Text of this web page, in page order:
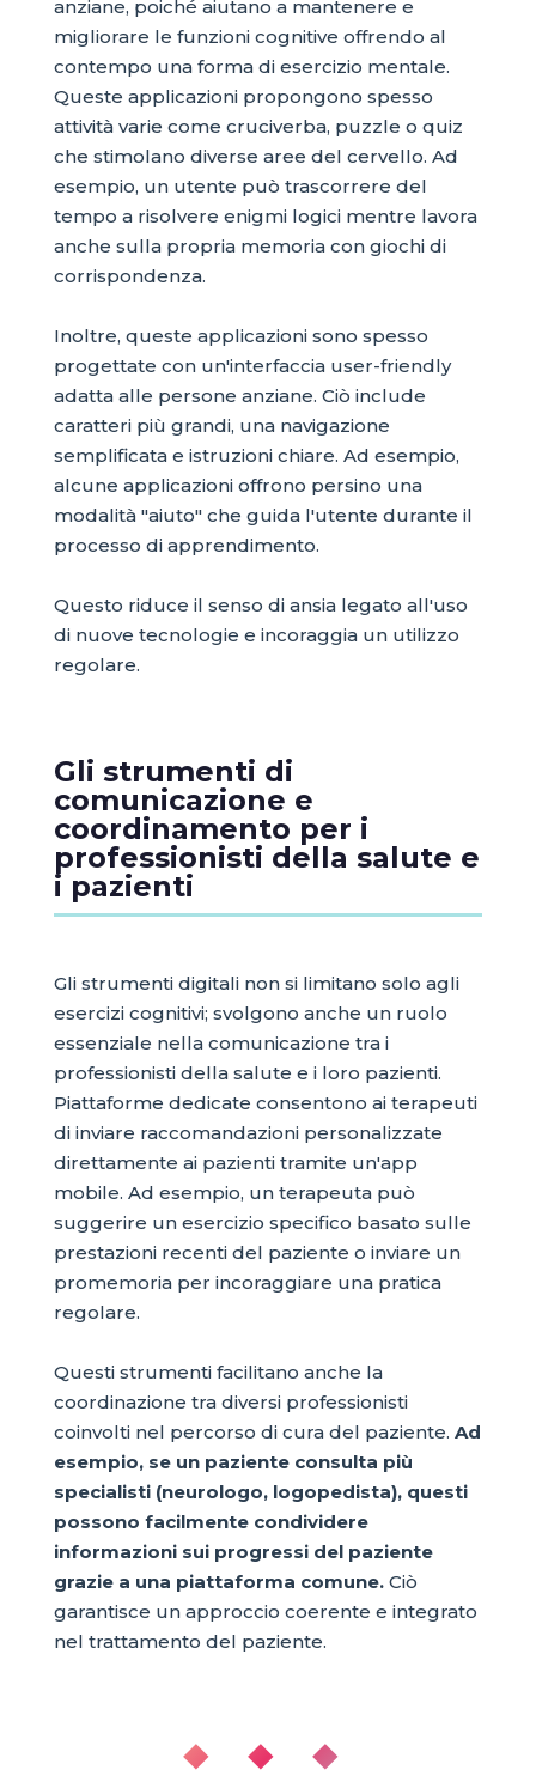
anziane, poiché aiutano a mantenere e
migliorare le funzioni cognitive offrendo al
contempo una forma di esercizio mentale.
Queste applicazioni propongono spesso
attività varie come cruciverba, puzzle o quiz
che stimolano diverse aree del cervello. Ad
esempio, un utente può trascorrere del
tempo a risolvere enigmi logici mentre lavora
anche sulla propria memoria con giochi di
corrispondenza.
Inoltre, queste applicazioni sono spesso
progettate con un'interfaccia user-friendly
adatta alle persone anziane. Ciò include
caratteri più grandi, una navigazione
semplificata e istruzioni chiare. Ad esempio,
alcune applicazioni offrono persino una
modalità "aiuto" che guida l'utente durante il
processo di apprendimento.
Questo riduce il senso di ansia legato all'uso
di nuove tecnologie e incoraggia un utilizzo
regolare.
Gli strumenti di
comunicazione e
coordinamento per i
professionisti della salute e
i pazienti
Gli strumenti digitali non si limitano solo agli
esercizi cognitivi; svolgono anche un ruolo
essenziale nella comunicazione tra i
professionisti della salute e i loro pazienti.
Piattaforme dedicate consentono ai terapeuti
di inviare raccomandazioni personalizzate
direttamente ai pazienti tramite un'app
mobile. Ad esempio, un terapeuta può
suggerire un esercizio specifico basato sulle
prestazioni recenti del paziente o inviare un
promemoria per incoraggiare una pratica
regolare.
Questi strumenti facilitano anche la
coordinazione tra diversi professionisti
coinvolti nel percorso di cura del paziente. Ad
esempio, se un paziente consulta più
specialisti (neurologo, logopedista), questi
possono facilmente condividere
informazioni sui progressi del paziente
grazie a una piattaforma comune.Ciò
garantisce un approccio coerente e integrato
nel trattamento del paziente.
◆ ◆ ◆